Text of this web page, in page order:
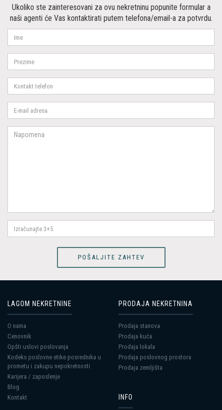
Ukoliko ste zainteresovani za ovu nekretninu popunite formular a
naši agenti će Vas kontaktirati putem telefona/email-a za potvrdu.
LAGOM NEKRETNINE
O nama
Cenovnik
Opšti uslovi poslovanja
Kodeks poslovne etike posrednika u
prometu i zakupu nepokretnosti
Karijera / zaposlenje
Blog
Kontakt
PRODAJA NEKRETNINA
Prodaja stanova
Prodaja kuća
Prodaja lokala
Prodaja poslovnog prostora
Prodaja zemljišta
INFO